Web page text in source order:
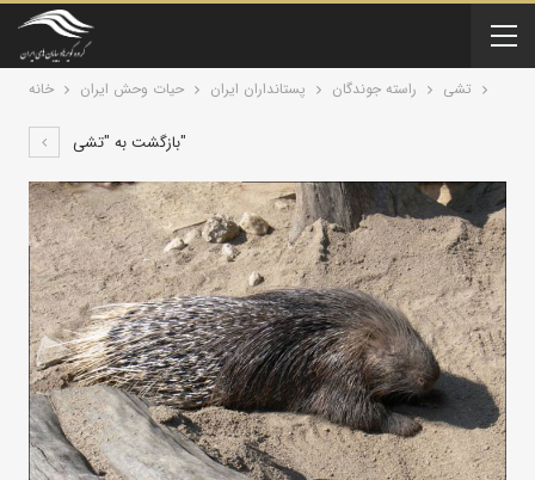
خانه حیات وحش ایران پستانداران ايران راسته جوندگان تشی
بازگشت به "تشی"